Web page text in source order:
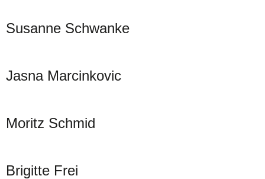
Susanne Schwanke
Jasna Marcinkovic
Moritz Schmid
Brigitte Frei